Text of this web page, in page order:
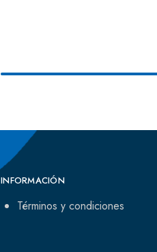
INFORMACIÓN
Términos y condiciones